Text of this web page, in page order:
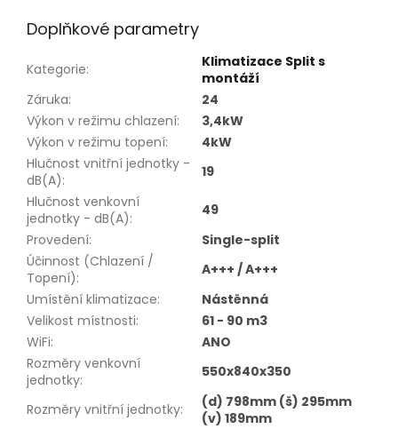
Doplňkové parametry
Kategorie:
Klimatizace Split s
montáží
Záruka:
24
Výkon v režimu chlazení:
3,4kW
Výkon v režimu topení:
4kW
Hlučnost vnitřní jednotky -
dB(A):
19
Hlučnost venkovní
jednotky - dB(A):
49
Provedení:
Single-split
Účinnost (Chlazení /
Topení):
A+++ / A+++
Umístění klimatizace:
Nástěnná
Velikost místnosti:
61 - 90 m3
WiFi:
ANO
Rozměry venkovní
jednotky: 550x840x350
Rozměry vnitřní jednotky:
(d) 798mm (š) 295mm
(v) 189mm